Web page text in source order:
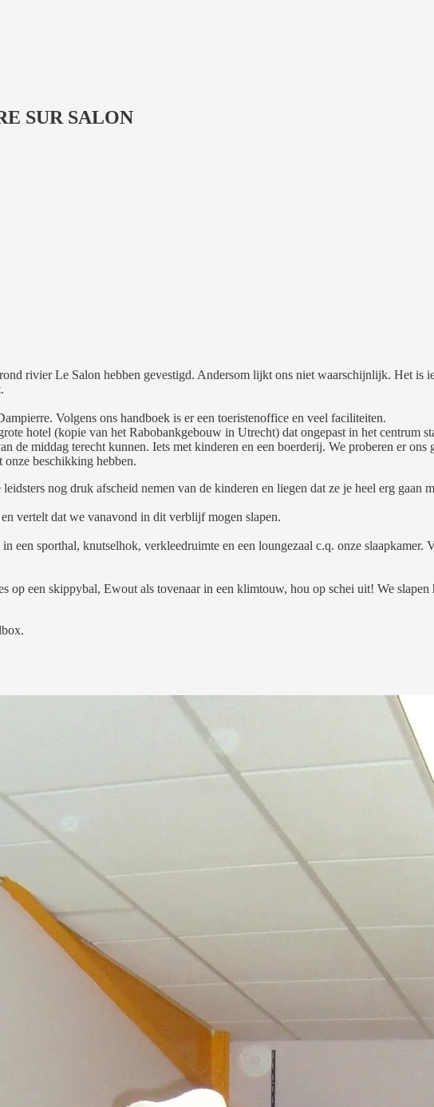
SUR SALON
rivier Le Salon hebben gevestigd. Andersom lijkt ons niet waarschijnlijk. Het is
Volgens ons handboek is er een toeristenoffice en veel faciliteiten.
hotel (kopie van het Rabobankgebouw in Utrecht) dat ongepast in het centrum
de middag terecht kunnen. Iets met kinderen en een boerderij. We proberen er
beschikking hebben.
nog druk afscheid nemen van de kinderen en liegen dat ze je heel erg gaan
vertelt dat we vanavond in dit verblijf mogen slapen.
een sporthal, knutselhok, verkleedruimte en een loungezaal c.q. onze
op een skippybal, Ewout als tovenaar in een klimtouw, hou op schei uit! We